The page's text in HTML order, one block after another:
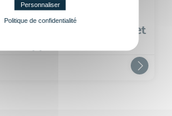
Architecture, habitat,
pathologies du bâtiment et
Personnaliser
Politique de confidentialité